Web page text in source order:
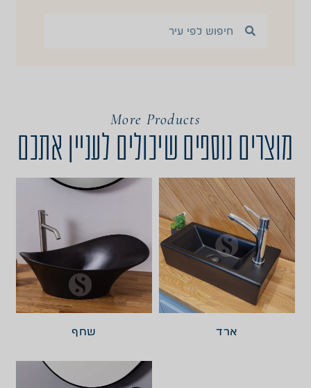
More Products
מוצרים נוספים שיכולים לעניין אתכם
ארד שחף